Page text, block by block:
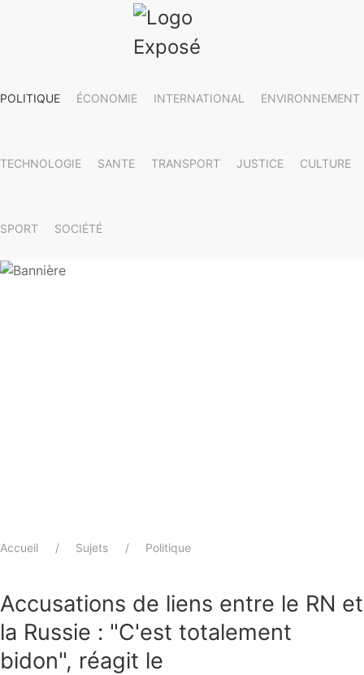
POLITIQUE ÉCONOMIE INTERNATIONAL ENVIRONNEMENT
TECHNOLOGIE SANTE TRANSPORT JUSTICE CULTURE
SPORT SOCIÉTÉ
Accueil Sujets Politique
Accusations de liens entre le RN et
la Russie : "C'est totalement
bidon", réagit le